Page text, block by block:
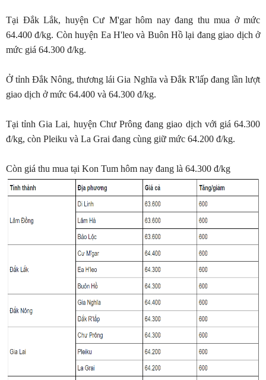
Tại Đắk Lắk, huyện Cư M'gar hôm nay đang thu mua ở mức
64.400 đ/kg. Còn huyện Ea H'leo và Buôn Hồ lại đang giao dịch ở
mức giá 64.300 đ/kg.
Ở tỉnh Đắk Nông, thương lái Gia Nghĩa và Đắk R'lấp đang lần lượt
giao dịch ở mức 64.400 và 64.300 đ/kg.
Tại tỉnh Gia Lai, huyện Chư Prông đang giao dịch với giá 64.300
đ/kg, còn Pleiku và La Grai đang cùng giữ mức 64.200 đ/kg.
Còn giá thu mua tại Kon Tum hôm nay đang là 64.300 đ/kg